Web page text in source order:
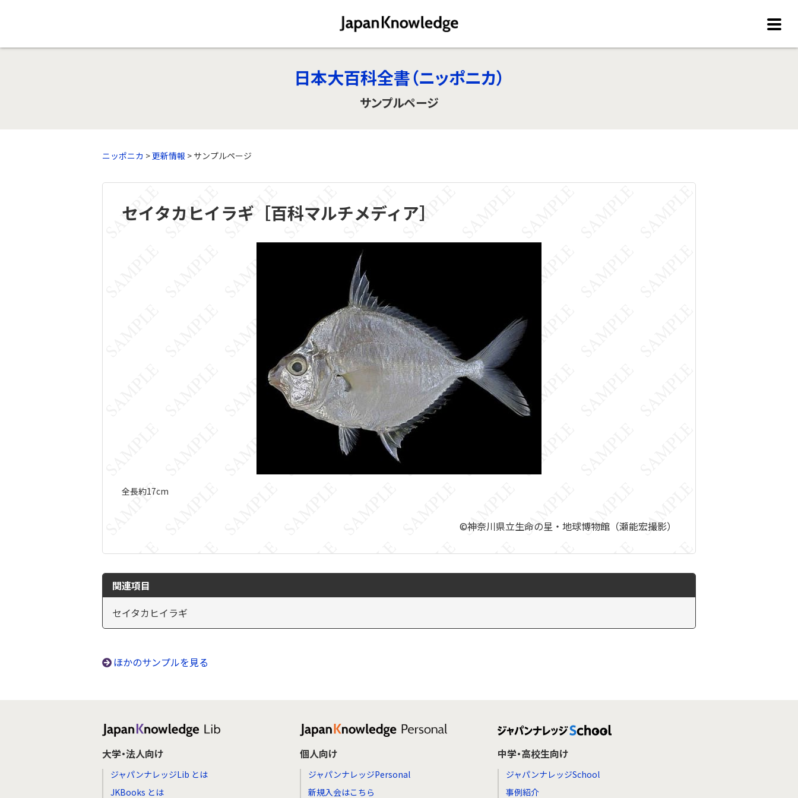
日本大百科全書（ニッポニカ）
サンプルページ
ニッポニカ >更新情報 > サンプルページ
セイタカヒイラギ［百科マルチメディア］
全長約17cm
©神奈川県立生命の星・地球博物館（瀬能宏撮影）
関連項目
セイタカヒイラギ
ほかのサンプルを見る
大学・法人向け
ジャパンナレッジLib とは
JKBooks とは
個人向け
ジャパンナレッジPersonal
新規入会はこちら
中学・高校生向け
ジャパンナレッジSchool
事例紹介